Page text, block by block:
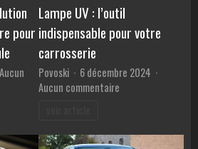
banques
?
pour
Aucun
Lampe UV : l’outil
indispensable pour votre
carrosserie
Povoski
6 décembre 2024
Aucun commentaire
: